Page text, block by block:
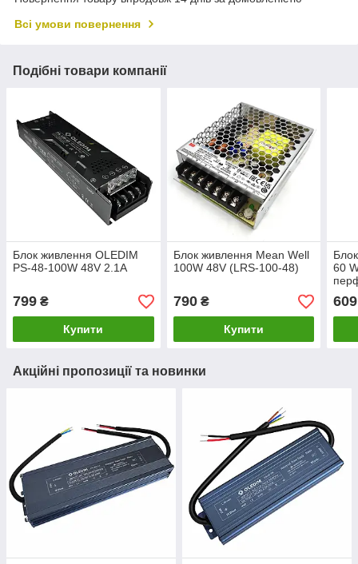
Всі умови повернення
Подібні товари компанії
Блок живлення OLEDIM
PS-48-100W 48V 2.1A
799 ₴
Купити
Блок живлення Mean Well
100W 48V (LRS-100-48)
790₴
Купити
60
609
Акційні пропозиції та новинки